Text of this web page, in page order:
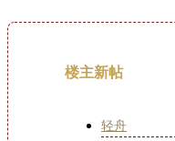
楼主新帖
轻舟